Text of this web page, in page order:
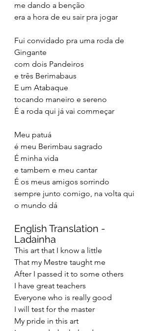
me dando a benção
era a hora de eu sair pra jogar
Fui convidado pra uma roda de
Gingante
com dois Pandeiros
e três Berimabaus
E um Atabaque
tocando maneiro e sereno
É a roda qui já vai commeçar
Meu patuá
é meu Berimbau sagrado
É minha vida
e tambem e meu cantar
É os meus amigos sorrindo
sempre junto comigo, na volta qui
o mundo dá
English Translation -
Ladainha
This art that I know a little
That my Mestre taught me
After I passed it to some others
I have great teachers
Everyone who is really good
I will test for the master
My pride in this art